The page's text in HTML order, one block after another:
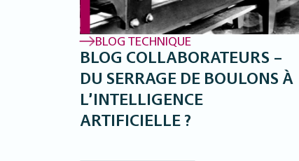
BLOG TECHNIQUE
BLOG COLLABORATEURS –
DU SERRAGE DE BOULONS À
L’INTELLIGENCE
ARTIFICIELLE ?